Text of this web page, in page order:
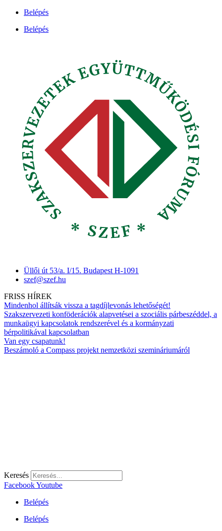
Ugrás
tartalomhoz
Belépés
Belépés
Üllői út 53/a. I/15. Budapest H-1091
szef@szef.hu
FRISS HÍREK
Mindenhol állítsák vissza a tagdíjlevonás lehetőségét!
Szakszervezeti konföderációk alapvetései a szociális párbeszéddel, a
munkaügyi kapcsolatok rendszerével és a kormányzati
bérpolitikával kapcsolatban
Van egy csapatunk!
Beszámoló a Compass projekt nemzetközi szemináriumáról
Keresés
FacebookYoutube
Belépés
Belépés